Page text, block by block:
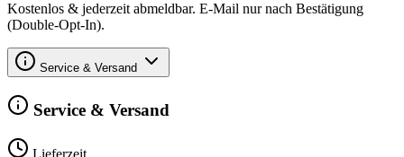
Kostenlos & jederzeit abmeldbar. E-Mail nur nach Bestätigung
(Double-Opt-In).
Service & Versand
Service & Versand
Lieferzeit